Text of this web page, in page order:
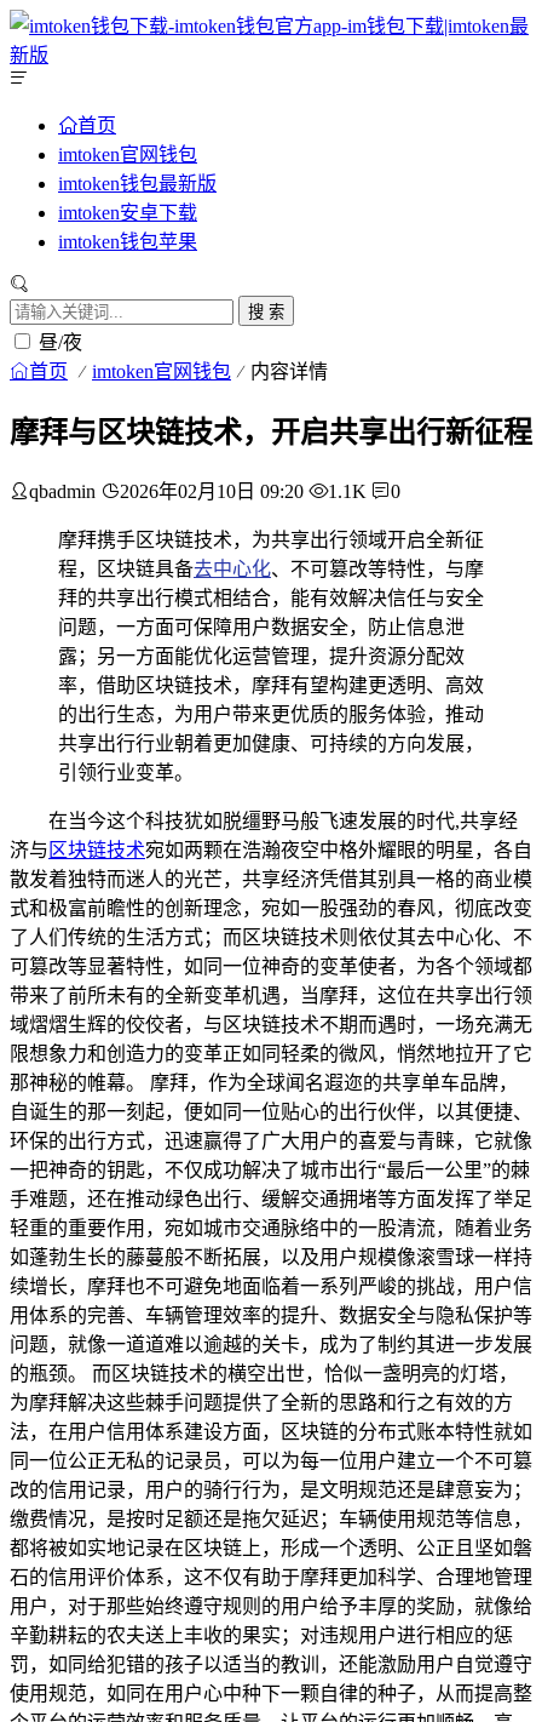
首页
imtoken官网钱包
imtoken钱包最新版
imtoken安卓下载
imtoken钱包苹果
搜 索
昼/夜
首页 imtoken官网钱包 内容详情
摩拜与区块链技术，开启共享出行新征程
qbadmin 2026年02月10日 09:20 1.1K 0
摩拜携手区块链技术，为共享出行领域开启全新征
程，区块链具备去中心化、不可篡改等特性，与摩
拜的共享出行模式相结合，能有效解决信任与安全
问题，一方面可保障用户数据安全，防止信息泄
露；另一方面能优化运营管理，提升资源分配效
率，借助区块链技术，摩拜有望构建更透明、高效
的出行生态，为用户带来更优质的服务体验，推动
共享出行行业朝着更加健康、可持续的方向发展，
引领行业变革。
在当今这个科技犹如脱缰野马般飞速发展的时代,共享经
济与 区块链技术宛如两颗在浩瀚夜空中格外耀眼的明星，各自
散发着独特而迷人的光芒，共享经济凭借其别具一格的商业模
式和极富前瞻性的创新理念，宛如一股强劲的春风，彻底改变
了人们传统的生活方式；而区块链技术则依仗其去中心化、不
可篡改等显著特性，如同一位神奇的变革使者，为各个领域都
带来了前所未有的全新变革机遇，当摩拜，这位在共享出行领
域熠熠生辉的佼佼者，与区块链技术不期而遇时，一场充满无
限想象力和创造力的变革正如同轻柔的微风，悄然地拉开了它
那神秘的帷幕。 摩拜，作为全球闻名遐迩的共享单车品牌，
自诞生的那一刻起，便如同一位贴心的出行伙伴，以其便捷、
环保的出行方式，迅速赢得了广大用户的喜爱与青睐，它就像
一把神奇的钥匙，不仅成功解决了城市出行“最后一公里”的棘
手难题，还在推动绿色出行、缓解交通拥堵等方面发挥了举足
轻重的重要作用，宛如城市交通脉络中的一股清流，随着业务
如蓬勃生长的藤蔓般不断拓展，以及用户规模像滚雪球一样持
续增长，摩拜也不可避免地面临着一系列严峻的挑战，用户信
用体系的完善、车辆管理效率的提升、数据安全与隐私保护等
问题，就像一道道难以逾越的关卡，成为了制约其进一步发展
的瓶颈。 而区块链技术的横空出世，恰似一盏明亮的灯塔，
为摩拜解决这些棘手问题提供了全新的思路和行之有效的方
法，在用户信用体系建设方面，区块链的分布式账本特性就如
同一位公正无私的记录员，可以为每一位用户建立一个不可篡
改的信用记录，用户的骑行行为，是文明规范还是肆意妄为；
缴费情况，是按时足额还是拖欠延迟；车辆使用规范等信息，
都将被如实地记录在区块链上，形成一个透明、公正且坚如磐
石的信用评价体系，这不仅有助于摩拜更加科学、合理地管理
用户，对于那些始终遵守规则的用户给予丰厚的奖励，就像给
辛勤耕耘的农夫送上丰收的果实；对违规用户进行相应的惩
罚，如同给犯错的孩子以适当的教训，还能激励用户自觉遵守
使用规范，如同在用户心中种下一颗自律的种子，从而提高整